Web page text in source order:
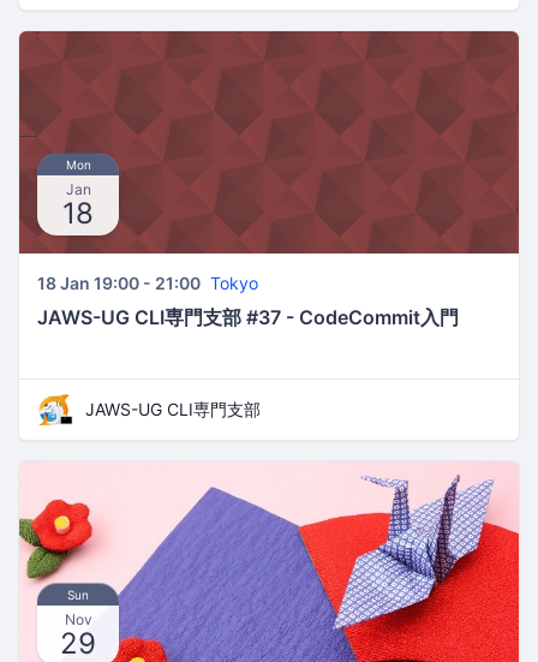
Mon
Jan
18
18 Jan 19:00 - 21:00 Tokyo
JAWS-UG CLI専門支部 #37 - CodeCommit入門
JAWS-UG CLI専門支部
Sun
Nov
29